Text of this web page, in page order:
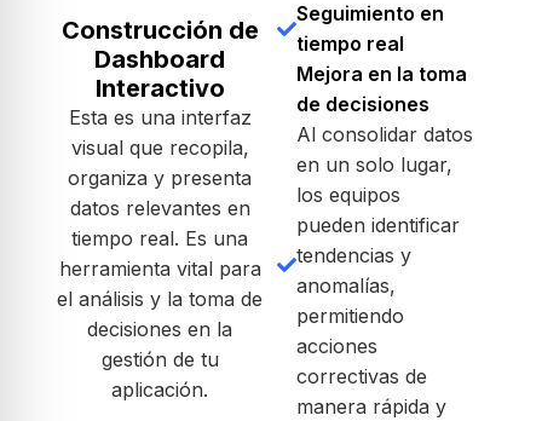
Construcción de
Dashboard
Interactivo
Esta es una interfaz
visual que recopila,
organiza y presenta
datos relevantes en
tiempo real. Es una
herramienta vital para
el análisis y la toma de
decisiones en la
gestión de tu
aplicación.
Seguimiento en
tiempo real
Mejora en la toma
de decisiones
Al consolidar datos
en un solo lugar,
los equipos
pueden identificar
tendencias y
anomalías,
permitiendo
acciones
correctivas de
manera rápida y